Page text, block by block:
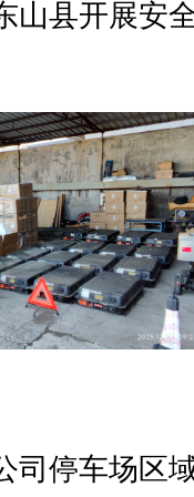
山县开展安
停车场区